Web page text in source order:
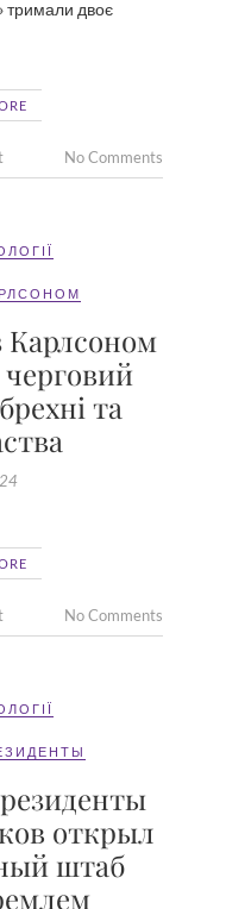
тримали двоє
No Comments
Карлсоном
та
No Comments
открыл
штаб